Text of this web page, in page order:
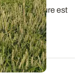
de culture est